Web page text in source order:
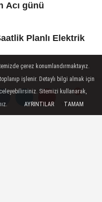
Yorumlar
Yorumlar
Acı günü
Planlı Elektrik
Yorumlar
çerez konumlandırmaktayız.
işlenir. Detaylı bilgi almak için
Sitemizi kullanarak,
AYRINTILAR TAMAM